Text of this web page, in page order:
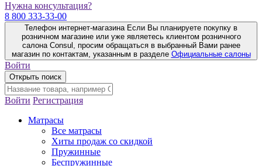
Нужна консультация?
8 800 333-33-00
Телефон интернет-магазина Если Вы планируете покупку в
розничном магазине или уже являетесь клиентом розничного
салона Consul, просим обращаться в выбранный Вами ранее
магазин по контактам, указанным в разделе Официальные салоны
Войти
Открыть поиск
Войти Регистрация
Матрасы
Все матрасы
Хиты продаж со скидкой
Пружинные
Беспружинные